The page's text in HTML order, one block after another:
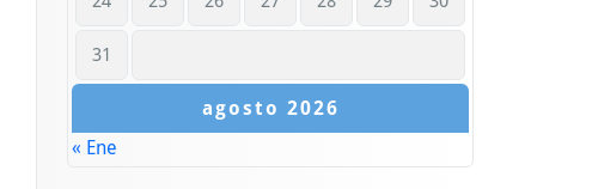
agosto 2026
31
« Ene